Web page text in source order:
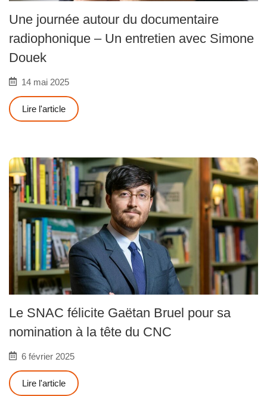
Une journée autour du documentaire
radiophonique – Un entretien avec Simone
Douek
14 mai 2025
Lire l'article
Le SNAC félicite Gaëtan Bruel pour sa
nomination à la tête du CNC
6 février 2025
Lire l'article